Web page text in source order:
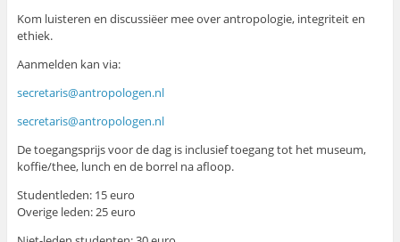
Kom luisteren en discussiëer mee over antropologie, integriteit en
ethiek.
Aanmelden kan via:
secretaris@antropologen.nl
secretaris@antropologen.nl
De toegangsprijs voor de dag is inclusief toegang tot het museum,
koffie/thee, lunch en de borrel na afloop.
Studentleden: 15 euro
Overige leden: 25 euro